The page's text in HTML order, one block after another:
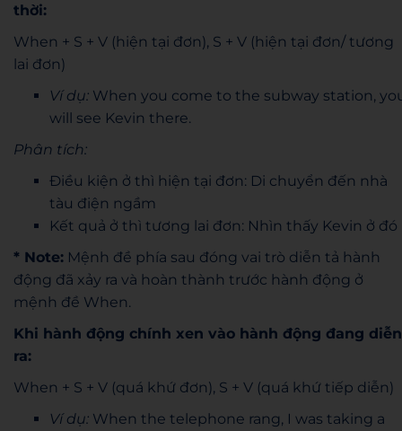
thời:
When + S + V (hiện tại đơn), S + V (hiện tại đơn/ tương
lai đơn)
Ví dụ: When you come to the subway station,
will see Kevin there.
Phân tích:
Điều kiện ở thì hiện tại đơn: Di chuyển đến nhà
tàu điện ngầm
Kết quả ở thì tương lai đơn: Nhìn thấy Kevin ở đó
* Note: Mệnh đề phía sau đóng vai trò diễn tả hành
động đã xảy ra và hoàn thành trước hành động ở
mệnh đề When.
Khi hành động chính xen vào hành động đang diễn
ra:
When + S + V (quá khứ đơn), S + V (quá khứ tiếp diễn)
Ví dụ: When the telephone rang, I was taking a